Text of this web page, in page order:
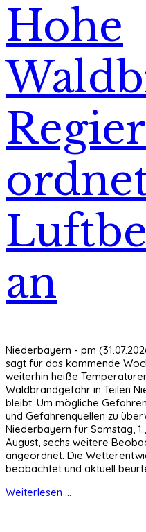
Hohe
an
Niederbayern - pm
sagt für das kommende
weiterhin heiße
Waldbrandgefahr in Teilen
bleibt. Um mögliche
und Gefahrenquellen zu
Niederbayern für Samstag,
August, sechs weitere
angeordnet. Die
beobachtet und aktuell
Weiterlesen ...